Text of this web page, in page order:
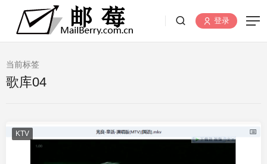
登录
当前标签
歌库04
KTV